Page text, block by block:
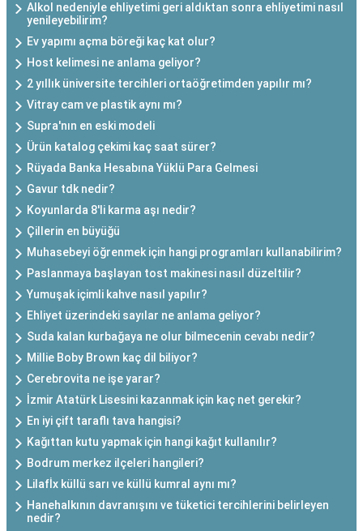
Alkol nedeniyle ehliyetimi geri aldıktan sonra ehliyetimi nasıl
yenileyebilirim?
Ev yapımı açma böreği kaç kat olur?
Host kelimesi ne anlama geliyor?
2 yıllık üniversite tercihleri ortaöğretimden yapılır mı?
Vitray cam ve plastik aynı mı?
Supra'nın en eski modeli
Ürün katalog çekimi kaç saat sürer?
Rüyada Banka Hesabına Yüklü Para Gelmesi
Gavur tdk nedir?
Koyunlarda 8'li karma aşı nedir?
Çillerin en büyüğü
Muhasebeyi öğrenmek için hangi programları kullanabilirim?
Paslanmaya başlayan tost makinesi nasıl düzeltilir?
Yumuşak içimli kahve nasıl yapılır?
Ehliyet üzerindeki sayılar ne anlama geliyor?
Suda kalan kurbağaya ne olur bilmecenin cevabı nedir?
Millie Boby Brown kaç dil biliyor?
Cerebrovita ne işe yarar?
İzmir Atatürk Lisesini kazanmak için kaç net gerekir?
En iyi çift taraflı tava hangisi?
Kağıttan kutu yapmak için hangi kağıt kullanılır?
Bodrum merkez ilçeleri hangileri?
Lilafİx küllü sarı ve küllü kumral aynı mı?
Hanehalkının davranışını ve tüketici tercihlerini belirleyen
nedir?